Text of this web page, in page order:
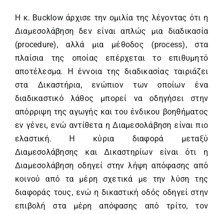
H κ. Bucklow άρχισε την ομιλία της λέγοντας ότι η
Διαμεσολάβηση δεν είναι απλώς μια διαδικασία
(procedure), αλλά μια μέθοδος (process), στα
πλαίσια της οποίας επέρχεται το επιθυμητό
αποτέλεσμα. Η έννοια της διαδικασίας ταιριάζει
στα Δικαστήρια, ενώπιον των οποίων ένα
διαδικαστικό λάθος μπορεί να οδηγήσει στην
απόρριψη της αγωγής και του ένδικου βοηθήματος
εν γένει, ενώ αντίθετα η Διαμεσολάβηση είναι πιο
ελαστική. Η κύρια διαφορά μεταξύ
Διαμεσολάβησης και Δικαστηρίων είναι ότι η
Διαμεσολάβηση οδηγεί στην λήψη απόφασης από
κοινού από τα μέρη σχετικά με την λύση της
διαφοράς τους, ενώ η δικαστική οδός οδηγεί στην
επιβολή στα μέρη απόφασης από τρίτο, τον